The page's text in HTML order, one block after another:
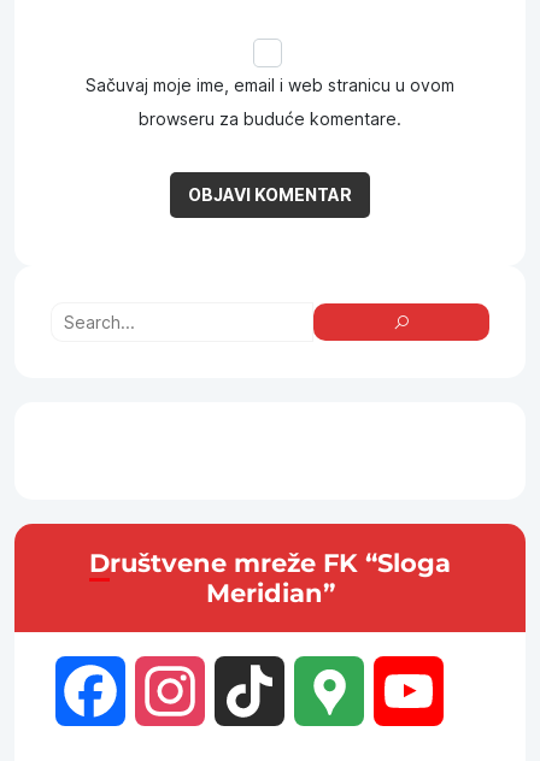
Sačuvaj moje ime, email i web stranicu u ovom
browseru za buduće komentare.
Društvene mreže FK “Sloga
Meridian”
Facebook Instagram TikTok Google